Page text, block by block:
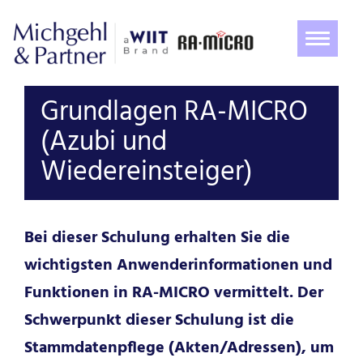
ein-/
Grundlagen RA-MICRO
(Azubi und
Wiedereinsteiger)
Bei dieser Schulung erhalten Sie die
wichtigsten Anwenderinformationen und
Funktionen in RA-MICRO vermittelt. Der
Schwerpunkt dieser Schulung ist die
Stammdatenpflege (Akten/Adressen), um